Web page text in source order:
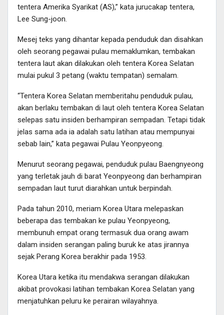
tentera Amerika Syarikat (AS),” kata jurucakap tentera,
Lee Sung-joon.
Mesej teks yang dihantar kepada penduduk dan disahkan
oleh seorang pegawai pulau memaklumkan, tembakan
tentera laut akan dilakukan oleh tentera Korea Selatan
mulai pukul 3 petang (waktu tempatan) semalam.
“Tentera Korea Selatan memberitahu penduduk pulau,
akan berlaku tembakan di laut oleh tentera Korea Selatan
selepas satu insiden berhampiran sempadan. Tetapi tidak
jelas sama ada ia adalah satu latihan atau mempunyai
sebab lain,” kata pegawai Pulau Yeonpyeong.
Menurut seorang pegawai, penduduk pulau Baengnyeong
yang terletak jauh di barat Yeonpyeong dan berhampiran
sempadan laut turut diarahkan untuk berpindah.
Pada tahun 2010, meriam Korea Utara melepaskan
beberapa das tembakan ke pulau Yeonpyeong,
membunuh empat orang termasuk dua orang awam
dalam insiden serangan paling buruk ke atas jirannya
sejak Perang Korea berakhir pada 1953.
Korea Utara ketika itu mendakwa serangan dilakukan
akibat provokasi latihan tembakan Korea Selatan yang
menjatuhkan peluru ke perairan wilayahnya.